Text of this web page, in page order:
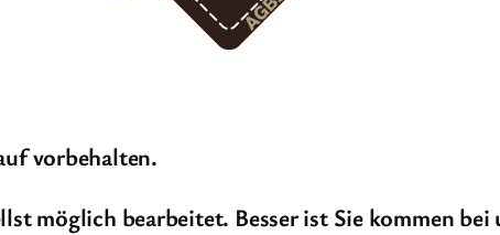
vorbehalten.
möglich bearbeitet. Besser ist Sie kommen